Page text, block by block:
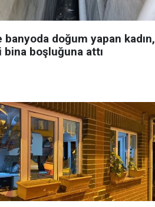
banyoda doğum yapan kadın,
bina boşluğuna attı